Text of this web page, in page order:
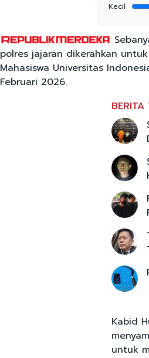
Kecil
polres jajaran dikerahkan
Mahasiswa Universitas
Februari 2026.
BERITA
Kabid
untuk